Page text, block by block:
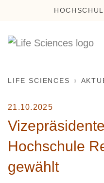
LIFE SCIENCES
21.10.2025
Hochschule
gewählt